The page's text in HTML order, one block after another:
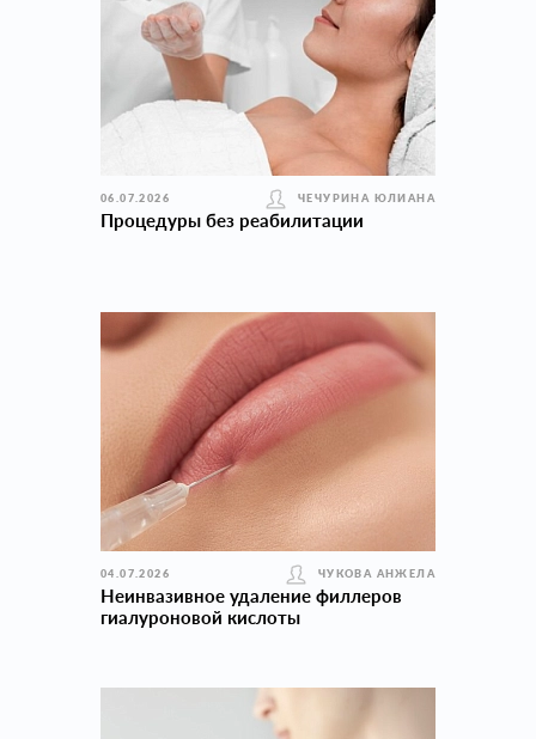
06.07.2026 ЧЕЧУРИНА ЮЛИАНА
Процедуры без реабилитации
04.07.2026 ЧУКОВА АНЖЕЛА
Неинвазивное удаление филлеров
гиалуроновой кислоты